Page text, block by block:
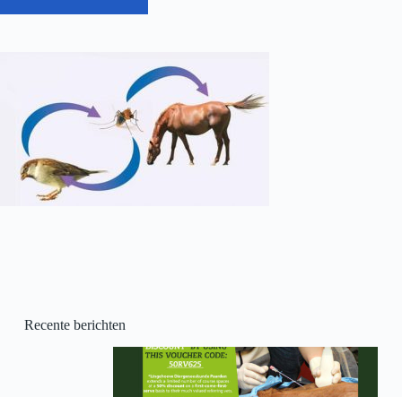
Recente berichten